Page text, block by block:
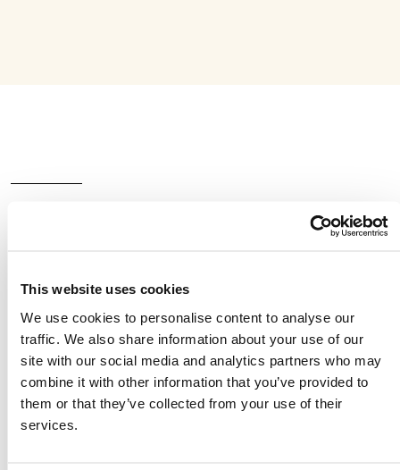
This website uses cookies
We use cookies to personalise content to analyse our
traffic. We also share information about your use of our
site with our social media and analytics partners who may
combine it with other information that you’ve provided to
them or that they’ve collected from your use of their
services.
Una compañía global
confiar
Un aliado para tener prácticas comerciales más
inteligientes.